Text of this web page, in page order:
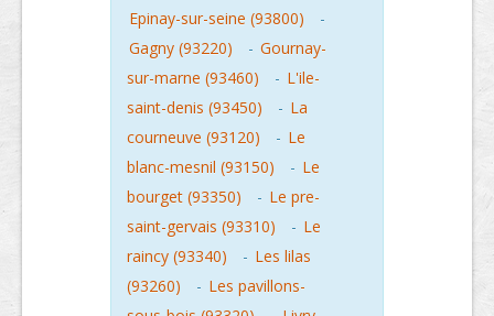
Epinay-sur-seine (93800)
-
Gagny (93220)
- Gournay-
sur-marne (93460)
- L'ile-
saint-denis (93450)
- La
courneuve (93120)
- Le
blanc-mesnil (93150)
- Le
bourget (93350)
- Le pre-
saint-gervais (93310)
- Le
raincy (93340)
- Les lilas
(93260)
- Les pavillons-